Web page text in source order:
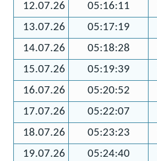
12.07.26
05:16:11
13.07.26
05:17:19
14.07.26
05:18:28
15.07.26
05:19:39
16.07.26
05:20:52
17.07.26
05:22:07
18.07.26
05:23:23
19.07.26
05:24:40